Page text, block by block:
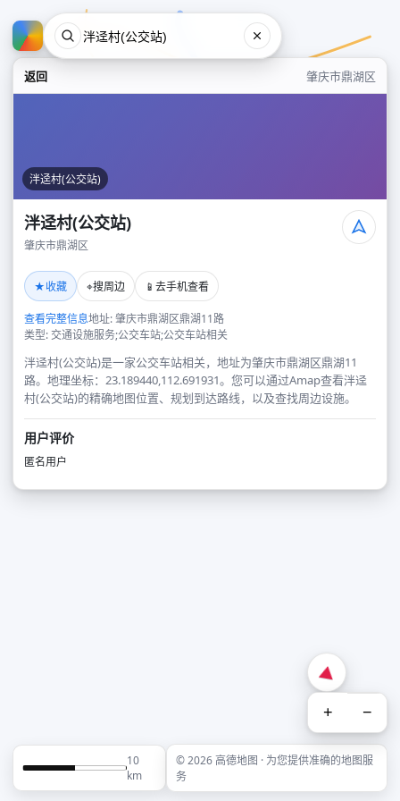
返回 肇庆市鼎湖区
泮迳村(公交站)
泮迳村(公交站)
肇庆市鼎湖区
★收藏 ⌖搜周边 📱 去手机查看
查看完整信息地址: 肇庆市鼎湖区鼎湖11路
类型: 交通设施服务;公交车站;公交车站相关
泮迳村(公交站)是一家公交车站相关，地址为肇庆市鼎湖区鼎湖11
路。地理坐标：23.189440,112.691931。您可以通过Amap查看泮迳
村(公交站)的精确地图位置、规划到达路线，以及查找周边设施。
用户评价
匿名用户
+ −
10
km
© 2026 高德地图 · 为您提供准确的地图服
务